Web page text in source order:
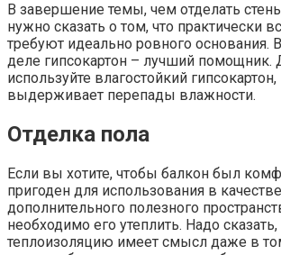
В завершение темы, чем отделать
нужно сказать о том, что практически
требуют идеально ровного основания.
деле гипсокартон – лучший помощник.
используйте влагостойкий
выдерживает перепады влажности.
Отделка пола
Если вы хотите, чтобы балкон был
пригоден для использования в качестве
дополнительного полезного
необходимо его утеплить. Надо
теплоизоляцию имеет смысл даже в